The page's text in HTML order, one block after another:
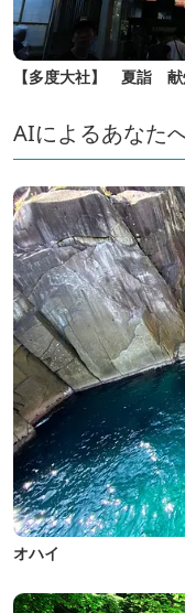
【多度大社】 夏詣 献
AIによるあなた
オハイ